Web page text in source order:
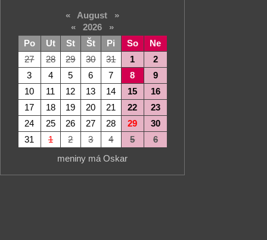
« August
»
«
2026
»
Po
Ut St Št Pi So
Ne
27
28 29 30 31 1
2
3
4 5 6 7 8
9
10
11 12 13 14 15
16
17
18 19 20 21 22
23
24
25 26 27 28 29
30
31
1 2 3 4 5
6
meniny má Oskar